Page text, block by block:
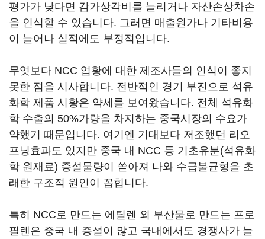
평가가 낮다면 감가상각비를 늘리거나 자산손상차손
을 인식할 수 있습니다. 그러면 매출원가나 기타비용
이 늘어나 실적에도 부정적입니다.
무엇보다 NCC 업황에 대한 제조사들의 인식이 좋지
못한 점을 시사합니다. 전반적인 경기 부진으로 석유
화학 제품 시황은 약세를 보여왔습니다. 전체 석유화
학 수출의 50%가량을 차지하는 중국시장의 수요가
약했기 때문입니다. 여기엔 기대보다 저조했던 리오
프닝효과도 있지만 중국 내 NCC 등 기초유분(석유화
학 원재료) 증설물량이 쏟아져 나와 수급불균형을 초
래한 구조적 원인이 꼽힙니다.
특히 NCC로 만드는 에틸렌 외 부산물로 만드는 프로
필렌은 중국 내 증설이 많고 국내에서도 경쟁사가 늘